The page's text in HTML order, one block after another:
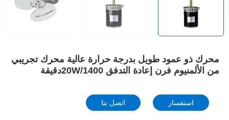
محرك ذو عمود طويل بدرجة حرارة عالية محرك تجريبي
من الألمنيوم فرن إعادة التدفق 20W/1400دقيقة
استفسار اتصل بنا